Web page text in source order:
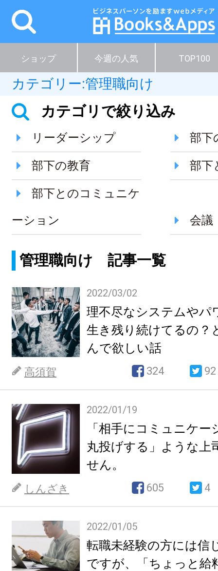
ショップ 今週の人気 TOP100
カテゴリー:管理職向け
カテゴリで絞り込み
リーダーシップ 部下
部下の教育 部下
部下とのコミュニケ
ーション
会議
管理職向け 記事一覧
2022/03/02
理不尽なシステムやパ
生き残り続けてるの？
んで欲しい話
高須賀 324 92
2022/01/19
「相手にコミュニケ
丸投げする」ような上
せん。
しんざき 605 4
2022/01/05
転職未経験の方には信
ですが、「ちょっと給